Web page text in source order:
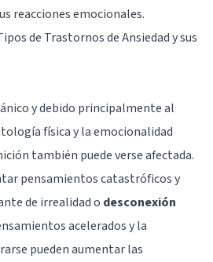
reacciones emocionales.
de Trastornos de Ansiedad y sus
y debido principalmente al
física y la emocionalidad
también puede verse afectada.
pensamientos catastróficos y
de irrealidad o desconexión
acelerados y la
pueden aumentar las